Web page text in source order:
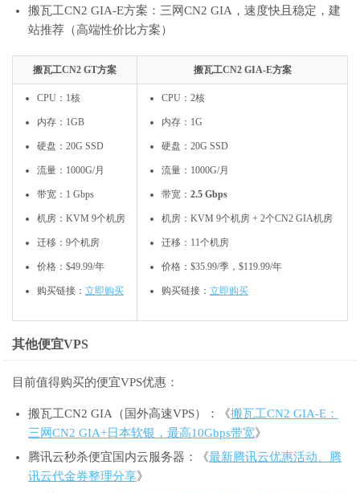
搬瓦工CN2 GIA-E方案：三网CN2 GIA，速度快且稳定，建
站推荐（高端性价比方案）
搬瓦工CN2 GT方案 搬瓦工CN2 GIA-E方案
CPU：1核
内存：1GB
硬盘：20G SSD
流量：1000G/月
带宽：1 Gbps
机房：KVM 9个机房
迁移：9个机房
价格：$49.99/年
购买链接： 立即购买
CPU：2核
内存：1G
硬盘：20G SSD
流量：1000G/月
带宽： 2.5 Gbps
机房：KVM 9个机房 + 2个CN2 GIA机房
迁移：11个机房
价格：$35.99/季，$119.99/年
购买链接： 立即购买
其他便宜VPS
目前值得购买的便宜VPS优惠：
搬瓦工CN2 GIA（国外高速VPS）：《搬瓦工CN2 GIA-E：
三网CN2 GIA+日本软银，最高10Gbps带宽》
腾讯云秒杀便宜国内云服务器：《最新腾讯云优惠活动、腾
讯云代金券整理分享》